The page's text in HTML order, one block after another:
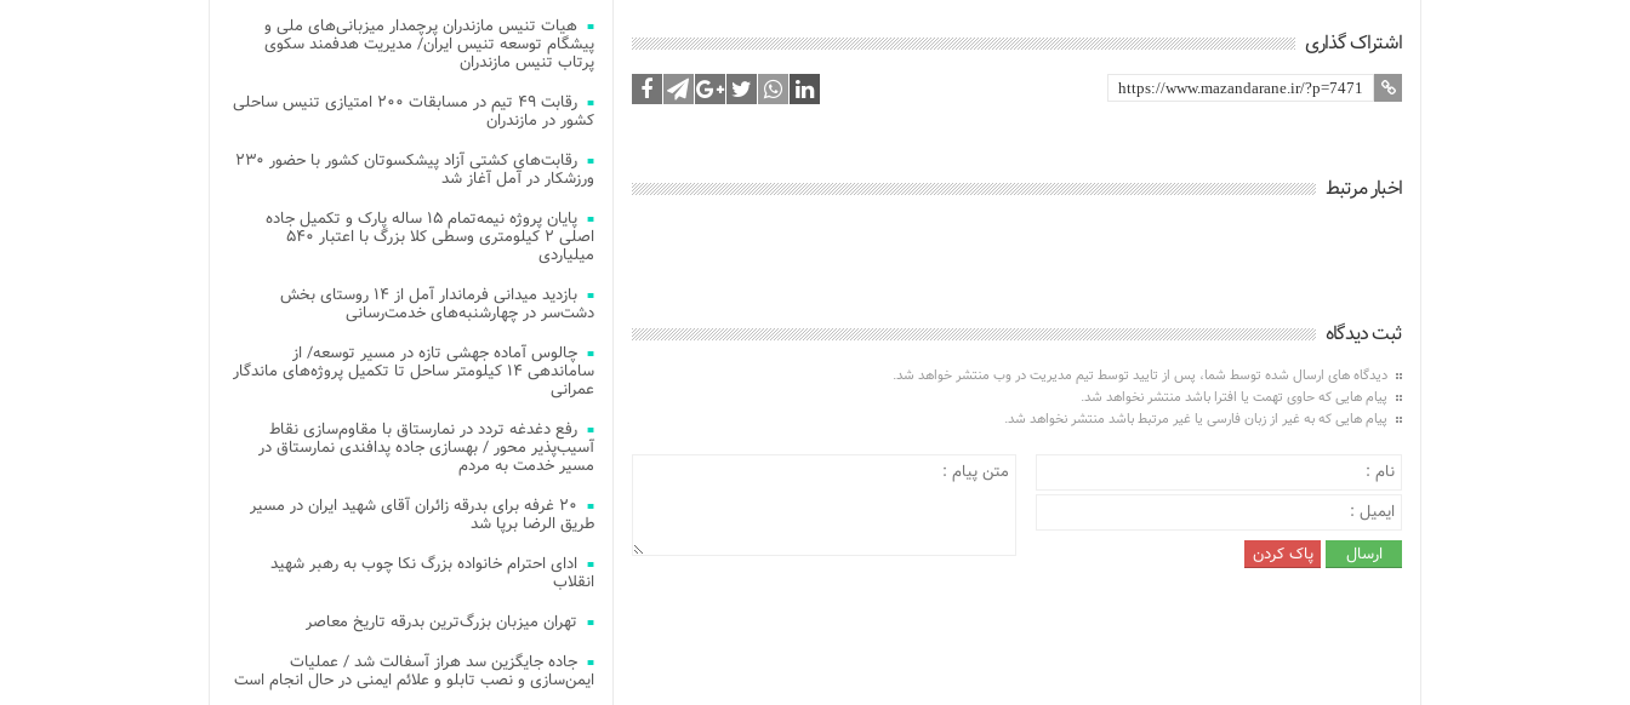
اشتراک گذاری
اخبار مرتبط
ثبت دیدگاه
دیدگاه های ارسال شده توسط شما، پس از تایید توسط تیم مدیریت در وب منتشر خواهد شد.
پیام هایی که حاوی تهمت یا افترا باشد منتشر نخواهد شد.
پیام هایی که به غیر از زبان فارسی یا غیر مرتبط باشد منتشر نخواهد شد.
هیات تنیس مازندران پرچمدار میزبانی‌های ملی و
پیشگام توسعه تنیس ایران/ مدیریت هدفمند سکوی
پرتاب تنیس مازندران
رقابت ۴۹ تیم در مسابقات ۲۰۰ امتیازی تنیس ساحلی
کشور در مازندران
رقابت‌های کشتی آزاد پیشکسوتان کشور با حضور ۲۳۰
ورزشکار در آمل آغاز شد
پایان پروژه نیمه‌تمام ۱۵ ساله پارک و تکمیل جاده
اصلی ۲ کیلومتری وسطی کلا بزرگ با اعتبار ۵۴۰
میلیاردی
بازدید میدانی فرماندار آمل از ۱۴ روستای بخش
دشت‌سر در چهارشنبه‌های خدمت‌رسانی
چالوس آماده جهشی تازه در مسیر توسعه/ از
ساماندهی ۱۴ کیلومتر ساحل تا تکمیل پروژه‌های ماندگار
عمرانی
رفع دغدغه تردد در نمارستاق با مقاوم‌سازی نقاط
آسیب‌پذیر محور / بهسازی جاده پدافندی نمارستاق در
مسیر خدمت به مردم
۲۰ غرفه برای بدرقه زائران آقای شهید ایران در مسیر
طریق الرضا برپا شد
ادای احترام خانواده بزرگ نکا چوب به رهبر شهید
انقلاب
تهران میزبان بزرگ‌ترین بدرقه تاریخ معاصر
جاده جایگزین سد هراز آسفالت شد / عملیات
ایمن‌سازی و نصب تابلو و علائم ایمنی در حال انجام است